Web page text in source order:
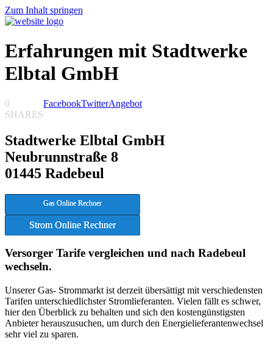
Zum Inhalt springen
Erfahrungen mit Stadtwerke
Elbtal GmbH
0
SHARES
FacebookTwitterAngebot
Stadtwerke Elbtal GmbH
Neubrunnstraße 8
01445 Radebeul
Gas Online Rechner
Strom Online Rechner
Versorger Tarife vergleichen und nach Radebeul
wechseln.
Unserer Gas- Strommarkt ist derzeit übersättigt mit verschiedensten
Tarifen unterschiedlichster Stromlieferanten. Vielen fällt es schwer,
hier den Überblick zu behalten und sich den kostengünstigsten
Anbieter herauszusuchen, um durch den Energielieferantenwechsel
sehr viel zu sparen.